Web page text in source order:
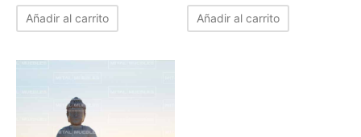
Añadir al carrito Añadir al carrito